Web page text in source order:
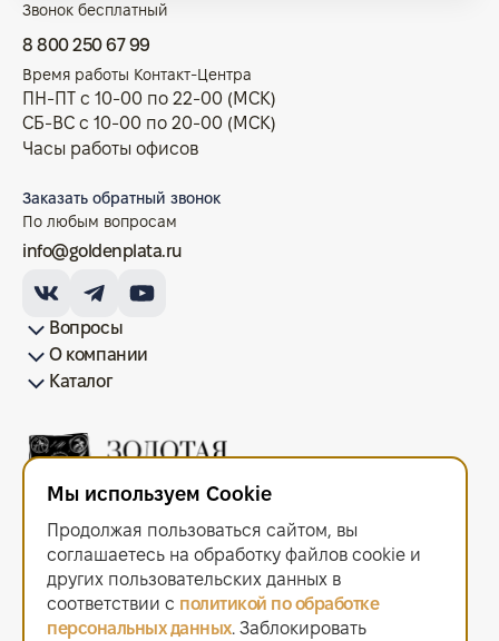
Вопросы
Как купить/продать
Условия оплаты
Условия доставки
Гарантия на товар
Возврат монет
Карта сайта
О компании
Франшиза
История
Вопрос-ответ
Отзывы
Лицензии и документы
Контакты офисов
Новости
БлогКаталог
Звонок бесплатный
8 800 250 67 99
Время работы Контакт-Центра
ПН-ПТ с 10-00 по 22-00 (МСК)
СБ-ВС с 10-00 по 20-00 (МСК)
Часы работы офисов
Заказать обратный звонок
По любым вопросам
info@goldenplata.ru
Политика в отношении обработки персональных данных
Согласие на обработку персональных данных
Мы используем cookie. Это позволяет нам анализировать
взаимодействие посетителей с сайтом и делать его лучше.
Продолжая пользоваться сайтом, вы соглашаетесь с использованием
Мы используем Cookie
Продолжая пользоваться сайтом, вы
соглашаетесь на обработку файлов сооkiе и
других пользовательских данных в
соответствии с политикой по обработке
персональных данных. Заблокировать